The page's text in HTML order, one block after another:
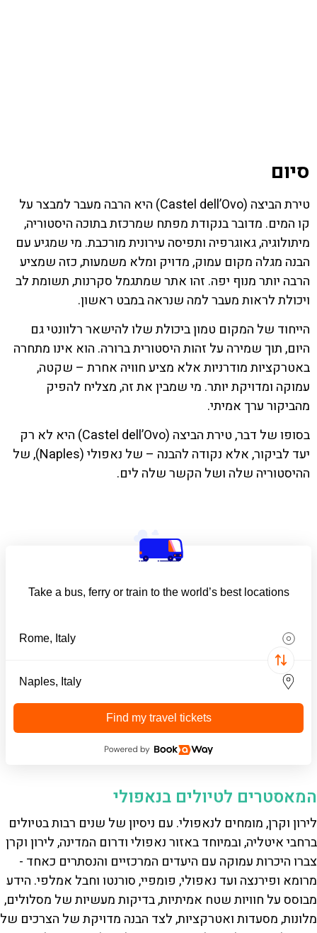
סיום
טירת הביצה (Castel dell’Ovo) היא הרבה מעבר למבצר על
קו המים. מדובר בנקודת מפתח שמרכזת בתוכה היסטוריה,
מיתולוגיה, גאוגרפיה ותפיסה עירונית מורכבת. מי שמגיע עם
הבנה מגלה מקום עמוק, מדויק ומלא משמעות, כזה שמציע
הרבה יותר מנוף יפה. זהו אתר שמתגמל סקרנות, תשומת לב
ויכולת לראות מעבר למה שנראה במבט ראשון.
הייחוד של המקום טמון ביכולת שלו להישאר רלוונטי גם
היום, תוך שמירה על זהות היסטורית ברורה. הוא אינו מתחרה
באטרקציות מודרניות אלא מציע חוויה אחרת – שקטה,
עמוקה ומדויקת יותר. מי שמבין את זה, מצליח להפיק
מהביקור ערך אמיתי.
בסופו של דבר, טירת הביצה (Castel dell’Ovo) היא לא רק
יעד לביקור, אלא נקודה להבנה – של נאפולי (Naples), של
ההיסטוריה שלה ושל הקשר שלה לים.
Take a bus, ferry or train to the world’s best locations
Find my travel tickets
המאסטרים לטיולים בנאפולי
לירון וקרן, מומחים לנאפולי. עם ניסיון של שנים רבות בטיולים
ברחבי איטליה, ובמיוחד באזור נאפולי ודרום המדינה, לירון וקרן
צברו היכרות עמוקה עם היעדים המרכזיים והנסתרים כאחד -
מרומא ופירנצה ועד נאפולי, פומפיי, סורנטו וחבל אמלפי. הידע
מבוסס על חוויות שטח אמיתיות, בדיקות מעשיות של מסלולים,
מלונות, מסעדות ואטרקציות, לצד הבנה מדויקת של הצרכים של